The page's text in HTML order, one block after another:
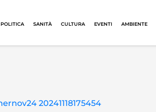
POLITICA SANITÀ CULTURA EVENTI AMBIENTE